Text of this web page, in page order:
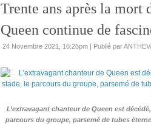
Trente ans après la mort
Queen continue de
24 Novembre 2021, 16:25pm | Publié par
L’extravagant chanteur de Queen est
parcours du groupe, parsemé de tubes